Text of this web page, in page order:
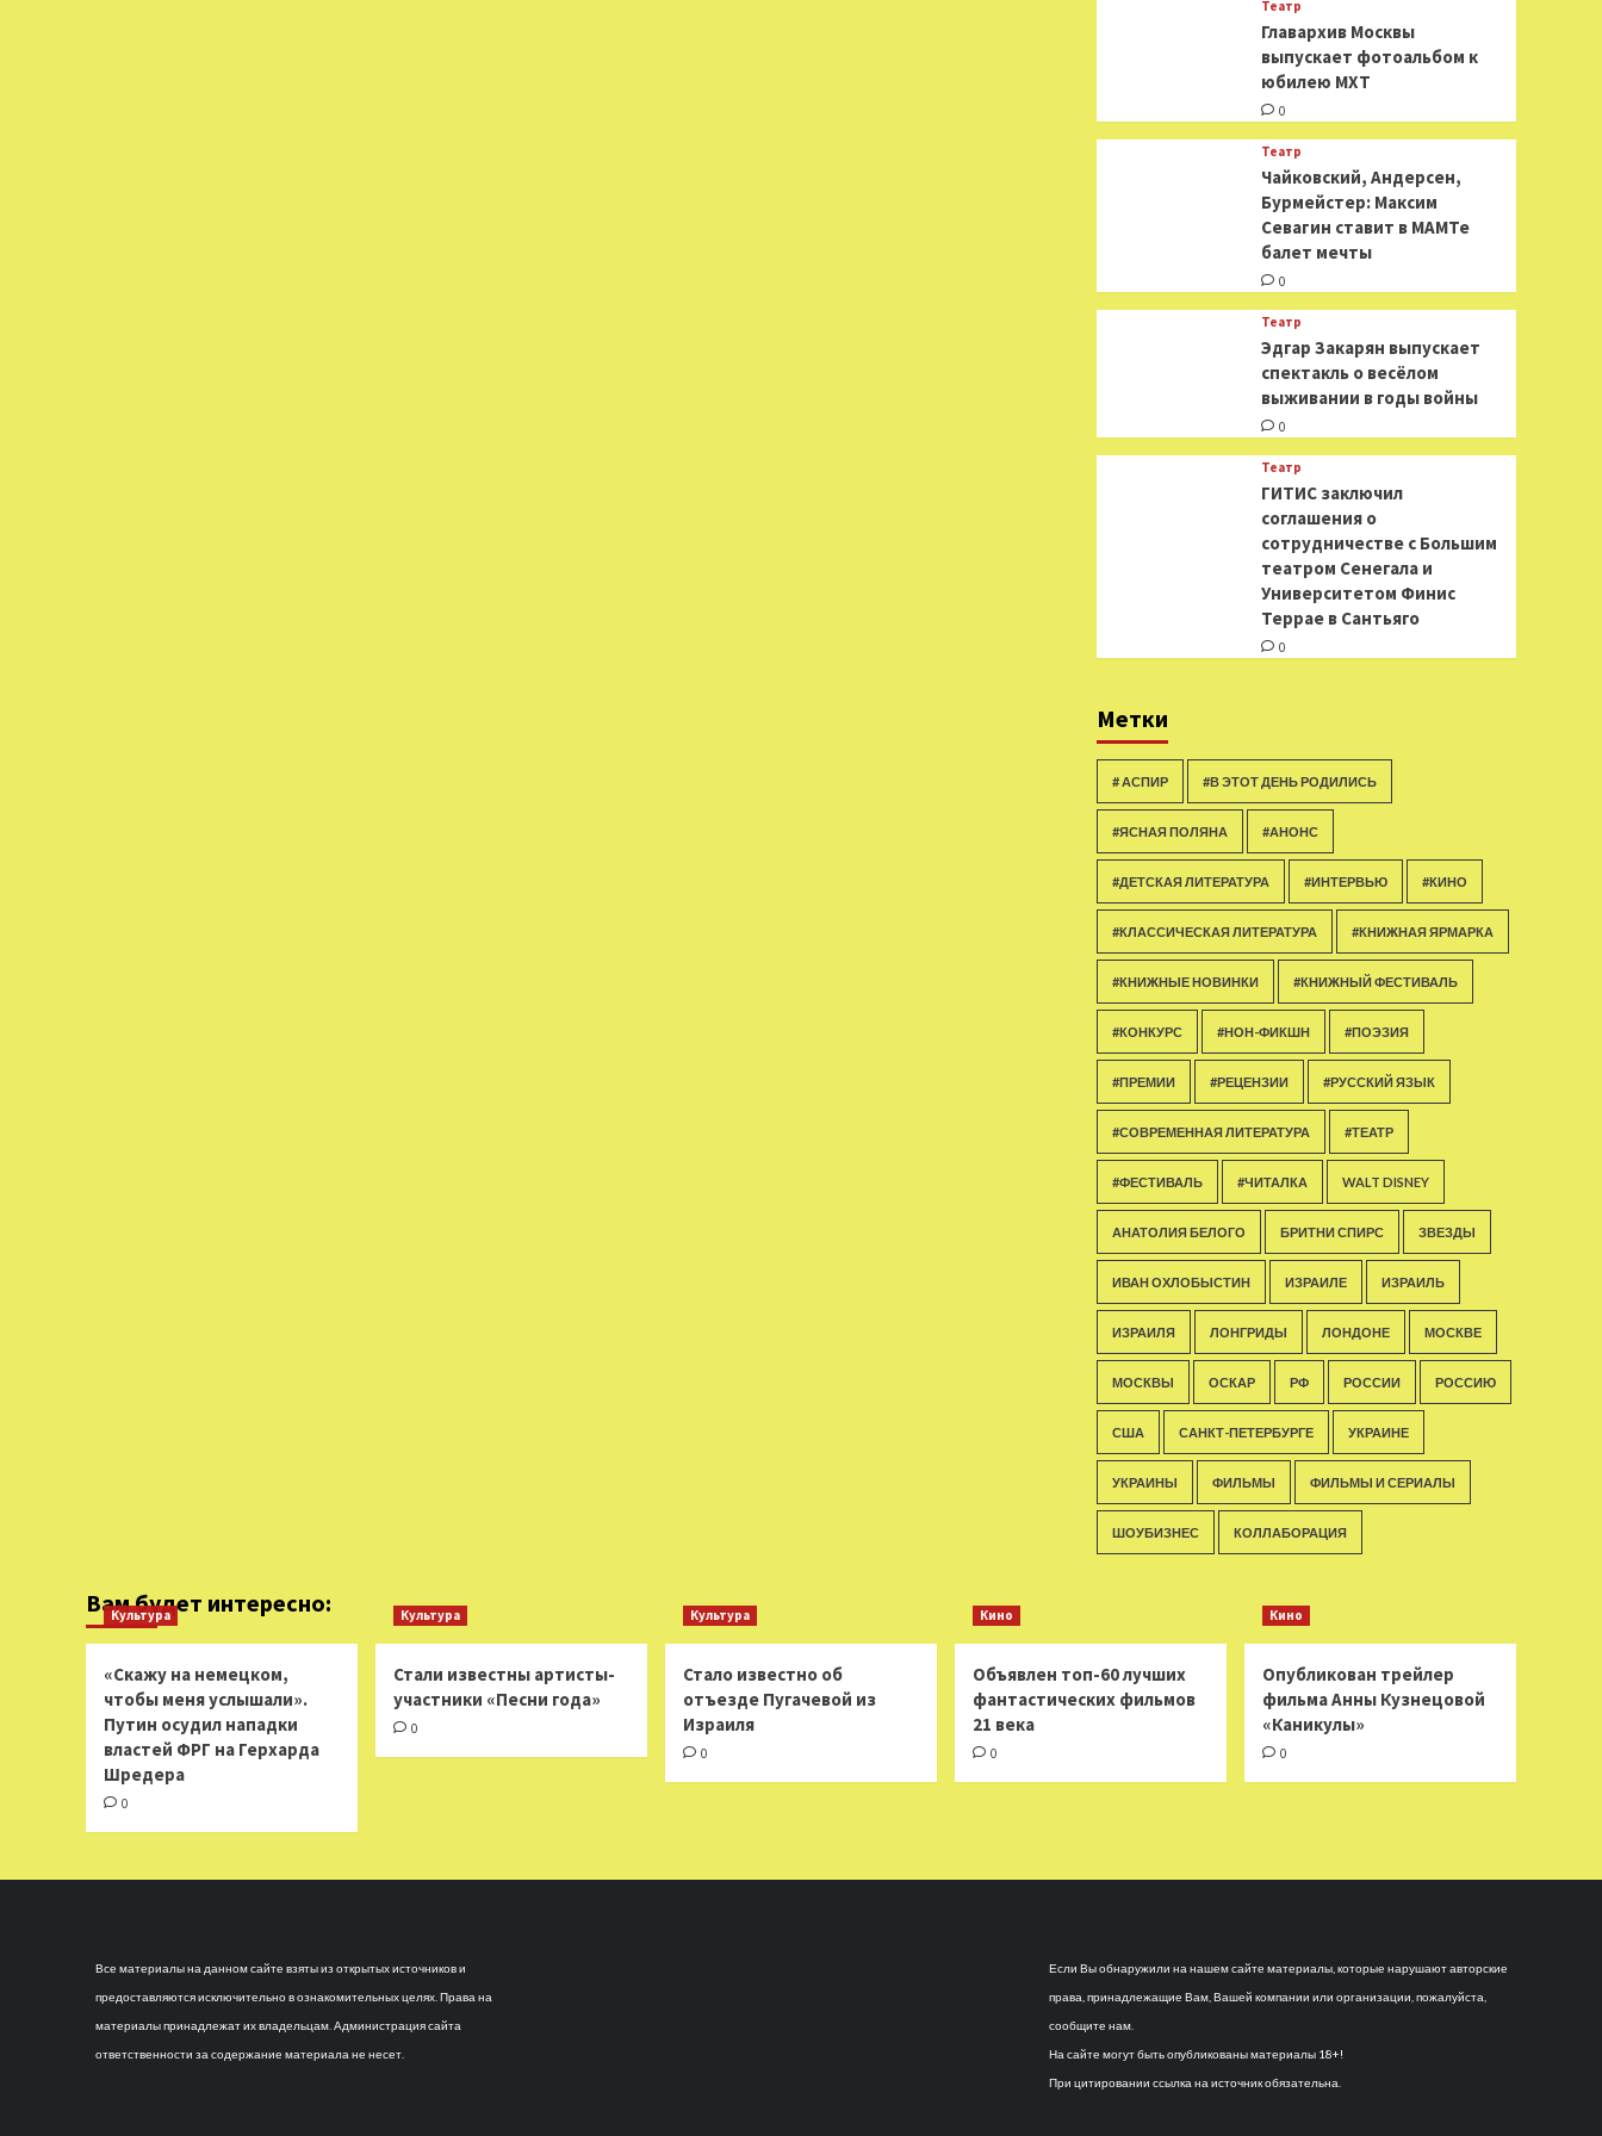
Театр
​​Главархив Москвы
выпускает фотоальбом к
юбилею МХТ
0
Театр
​​Чайковский, Андерсен,
Бурмейстер: Максим
Севагин ставит в МАМТе
балет мечты
0
Театр
Эдгар Закарян выпускает
спектакль о весёлом
выживании в годы войны
0
Театр
ГИТИС заключил
соглашения о
сотрудничестве с Большим
театром Сенегала и
Университетом Финис
Террае в Сантьяго
0
Метки
# АСПИР #В ЭТОТ ДЕНЬ РОДИЛИСЬ
#ЯСНАЯ ПОЛЯНА #АНОНС
#ДЕТСКАЯ ЛИТЕРАТУРА #ИНТЕРВЬЮ #КИНО
#КЛАССИЧЕСКАЯ ЛИТЕРАТУРА #КНИЖНАЯ ЯРМАРКА
#КНИЖНЫЕ НОВИНКИ #КНИЖНЫЙ ФЕСТИВАЛЬ
#КОНКУРС #НОН-ФИКШН #ПОЭЗИЯ
#ПРЕМИИ #РЕЦЕНЗИИ #РУССКИЙ ЯЗЫК
#СОВРЕМЕННАЯ ЛИТЕРАТУРА #ТЕАТР
#ФЕСТИВАЛЬ #ЧИТАЛКА WALT DISNEY
АНАТОЛИЯ БЕЛОГО БРИТНИ СПИРС ЗВЕЗДЫ
ИВАН ОХЛОБЫСТИН ИЗРАИЛЕ ИЗРАИЛЬ
ИЗРАИЛЯ ЛОНГРИДЫ ЛОНДОНЕ МОСКВЕ
МОСКВЫ ОСКАР РФ РОССИИ РОССИЮ
США САНКТ-ПЕТЕРБУРГЕ УКРАИНЕ
УКРАИНЫ ФИЛЬМЫ ФИЛЬМЫ И СЕРИАЛЫ
ШОУБИЗНЕС КОЛЛАБОРАЦИЯ
Вам будет интересно:
Культура
«Скажу на немецком,
чтобы меня услышали».
Путин осудил нападки
властей ФРГ на Герхарда
Шредера
0
Культура
Стали известны артисты-
участники «Песни года»
0
Культура
Стало известно об
отъезде Пугачевой из
Израиля
0
Кино
Объявлен топ-60 лучших
фантастических фильмов
21 века
0
Кино
Опубликован трейлер
фильма Анны Кузнецовой
«Каникулы»
0
Все материалы на данном сайте взяты из открытых источников и
предоставляются исключительно в ознакомительных целях. Права на
материалы принадлежат их владельцам. Администрация сайта
ответственности за содержание материала не несет.
Если Вы обнаружили на нашем сайте материалы, которые нарушают авторские
права, принадлежащие Вам, Вашей компании или организации, пожалуйста,
сообщите нам.
На сайте могут быть опубликованы материалы 18+!
При цитировании ссылка на источник обязательна.